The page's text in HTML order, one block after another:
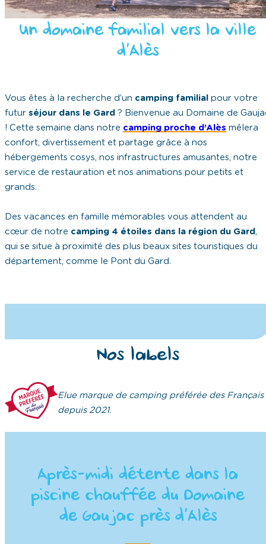
Un domaine familial vers la ville
d’Alès
Vous êtes à la recherche d’un camping familial pour votre
futur séjour dans le Gard ? Bienvenue au Domaine de
! Cette semaine dans notre camping proche d’Alès mêlera
confort, divertissement et partage grâce à nos
hébergements cosys, nos infrastructures amusantes, notre
service de restauration et nos animations pour petits et
grands.
Des vacances en famille mémorables vous attendent au
cœur de notre camping 4 étoiles dans la région du Gard ,
qui se situe à proximité des plus beaux sites touristiques du
département, comme le Pont du Gard.
Nos labels
Elue marque de camping préférée des Français
depuis 2021.
Après-midi détente dans la
piscine chauffée du Domaine
de Gaujac près d’Alès